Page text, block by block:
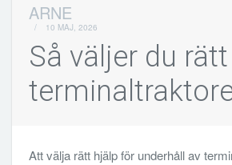
ARNE
/ 10 MAJ, 2026
Så väljer du
Att välja rätt hjälp för underhåll av